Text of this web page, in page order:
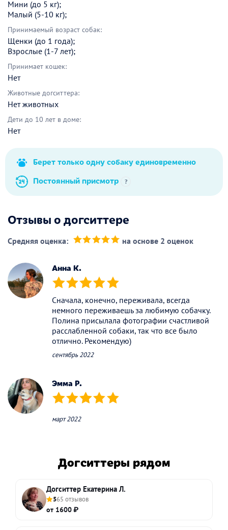
Мини (до 5 кг);
Малый (5-10 кг);
Принимаемый возраст собак:
Щенки (до 1 года);
Взрослые (1-7 лет);
Принимает кошек:
Нет
Животные догситтера:
Нет животных
Дети до 10 лет в доме:
Нет
Берет только одну собаку единовременно
Постоянный присмотр
?
Отзывы о догситтере
Средняя оценка: на основе 2 оценок
Анна К.
(*) (*) (*) (*) (*)
Сначала, конечно, переживала, всегда
немного переживаешь за любимую собачку.
Полина присылала фотографии счастливой
расслабленной собаки, так что все было
отлично. Рекомендую)
сентябрь 2022
Эмма Р.
(*) (*) (*) (*) (*)
март 2022
Догситтеры рядом
Догситтер Екатерина Л.
565 отзывов
от 1600 ₽